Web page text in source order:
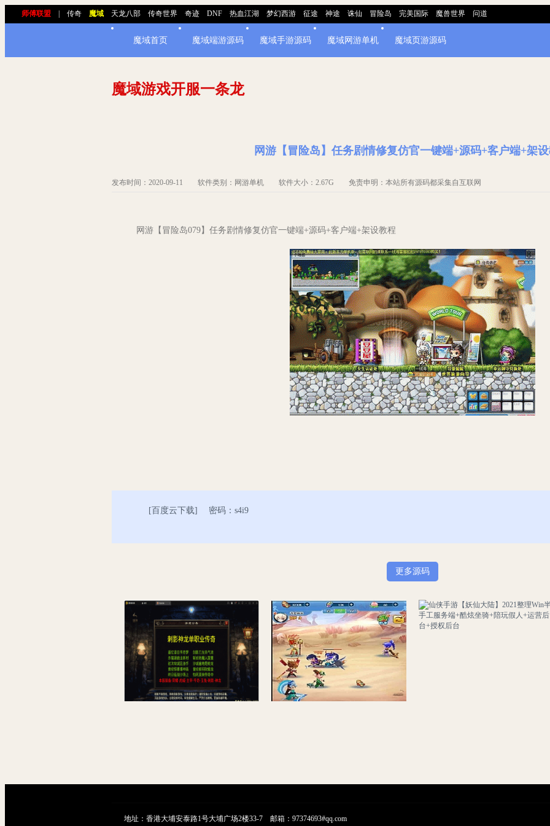
师傅联盟 传奇 魔域 天龙八部 传奇世界 奇迹 DNF 热血江湖 梦幻西游 征途 神途 诛仙 冒险岛 完美国际 魔兽世界 问道
魔域首页 魔域端游源码 魔域手游源码 魔域网游单机 魔域页游源码
魔域游戏开服一条龙
网游【冒险岛】任务剧情修复仿官一键端+源码+客户端+架
发布时间：2020-09-11 软件类别：网游单机 软件大小：2.67G 免责申明：本站所有源码都采集自互联网
网游【冒险岛079】任务剧情修复仿官一键端+源码+客户端+架设教程
[ 百度云下载] 密码：s4i9
更多源码
地址：香港大埔安泰路1号大埔广场2楼33-7 邮箱：97374693#qq.com